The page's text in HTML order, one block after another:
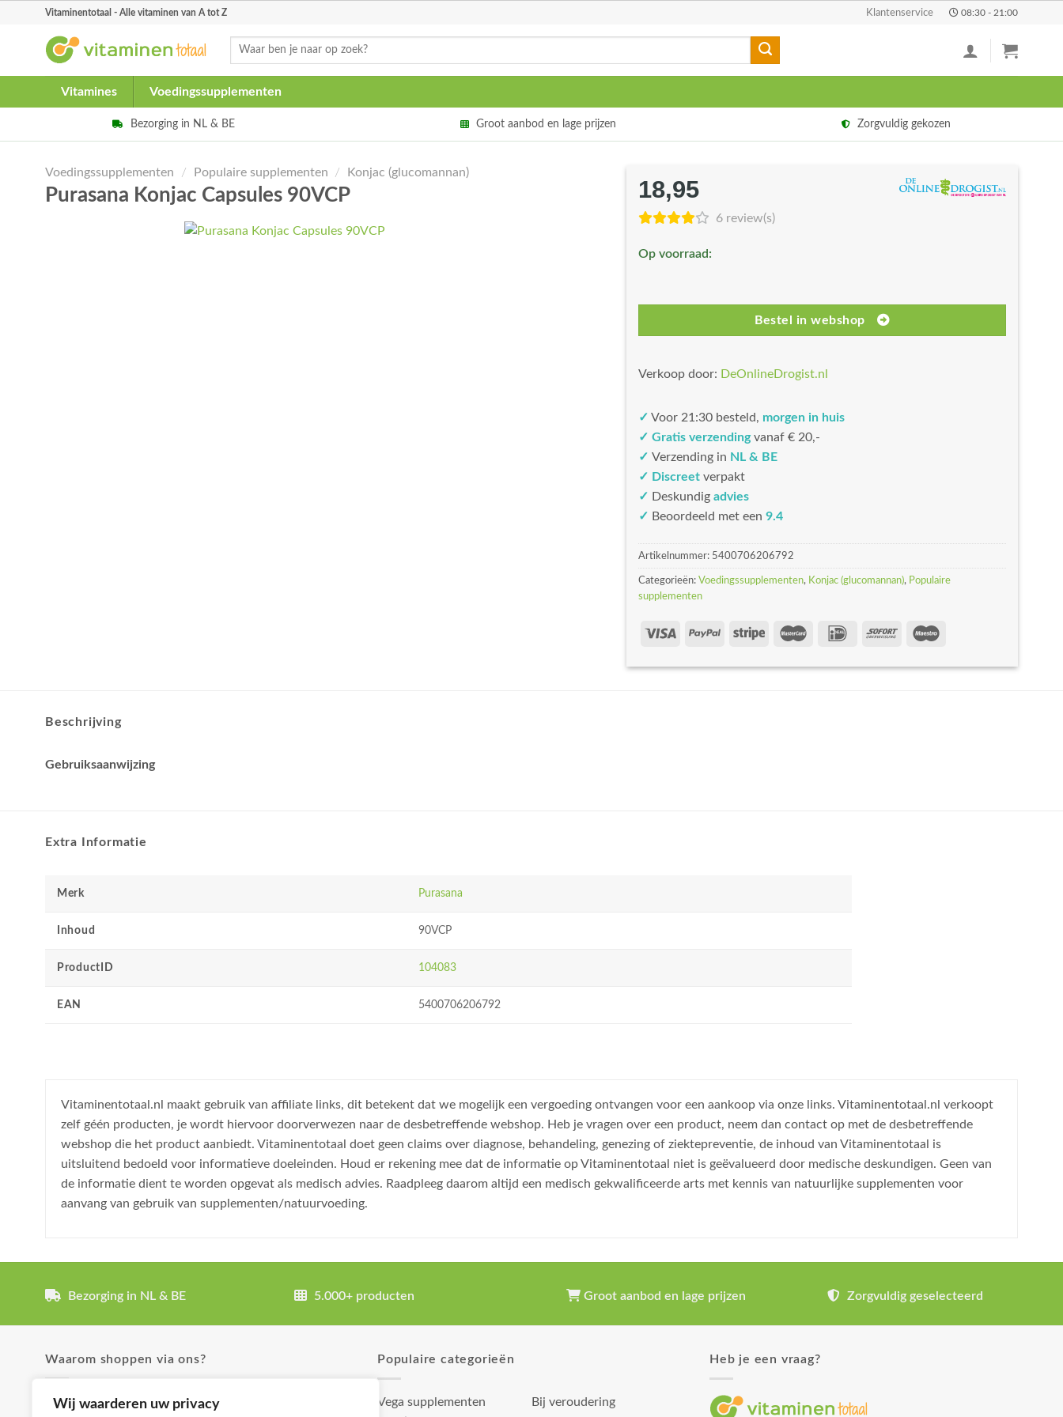
Wij waarderen uw privacy
Vitaminentotaal - Alle vitaminen van A tot Z Klantenservice 08:30 - 21:00
Zoeken
Vitamines Voedingssupplementen
Bezorging in NL & BE Groot aanbod en lage prijzen Zorgvuldig gekozen
Voedingssupplementen / Populaire supplementen / Konjac (glucomannan)
Purasana Konjac Capsules 90VCP 18,95
6 review(s)
Op voorraad:
Bestel in webshop
Verkoop door: DeOnlineDrogist.nl
✓ Voor 21:30 besteld, morgen in huis
✓ Gratis verzendingvanaf € 20,-
✓ Verzending in NL & BE
✓ Discreet verpakt
✓ Deskundig advies
✓ Beoordeeld met een 9.4
Artikelnummer: 5400706206792
Categorieën: Voedingssupplementen, Konjac (glucomannan), Populaire
supplementen
Beschrijving
Gebruiksaanwijzing
Extra Informatie
Merk Purasana
Inhoud 90VCP
ProductID 104083
EAN 5400706206792
Vitaminentotaal.nl maakt gebruik van affiliate links, dit betekent dat we mogelijk een vergoeding ontvangen voor een aankoop via onze links. Vitaminentotaal.nl verkoopt
zelf géén producten, je wordt hiervoor doorverwezen naar de desbetreffende webshop. Heb je vragen over een product, neem dan contact op met de desbetreffende
webshop die het product aanbiedt. Vitaminentotaal doet geen claims over diagnose, behandeling, genezing of ziektepreventie, de inhoud van Vitaminentotaal is
uitsluitend bedoeld voor informatieve doeleinden. Houd er rekening mee dat de informatie op Vitaminentotaal niet is geëvalueerd door medische deskundigen. Geen van
de informatie dient te worden opgevat als medisch advies. Raadpleeg daarom altijd een medisch gekwalificeerde arts met kennis van natuurlijke supplementen voor
aanvang van gebruik van supplementen/natuurvoeding.
Bezorging in NL & BE 5.000+ producten Groot aanbod en lage prijzen Zorgvuldig geselecteerd
Waarom shoppen via ons?
✓ Uitgebreide product omschrijvingen
Populaire categorieën
Vega supplementen
Bij veroudering
Heb je een vraag?